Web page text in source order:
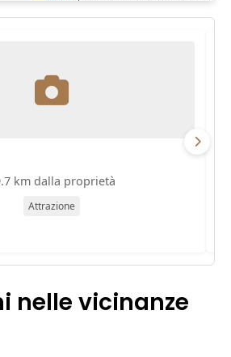
km dalla proprietà
Attrazione
nelle vicinanze